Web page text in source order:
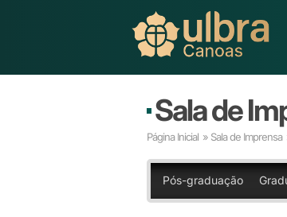
Sala de
Página Inicial » Sala de Imprensa
Pós-graduação